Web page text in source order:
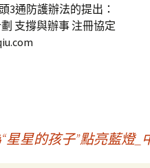
3通防護辦法的提出：
支撐與辦事 注冊協定
星星的孩子”點亮藍燈